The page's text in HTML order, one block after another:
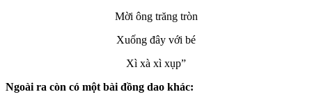
Mời ông trăng tròn
Xuống đây với bé
Xì xà xì xụp”
Ngoài ra còn có một bài đồng dao khác: